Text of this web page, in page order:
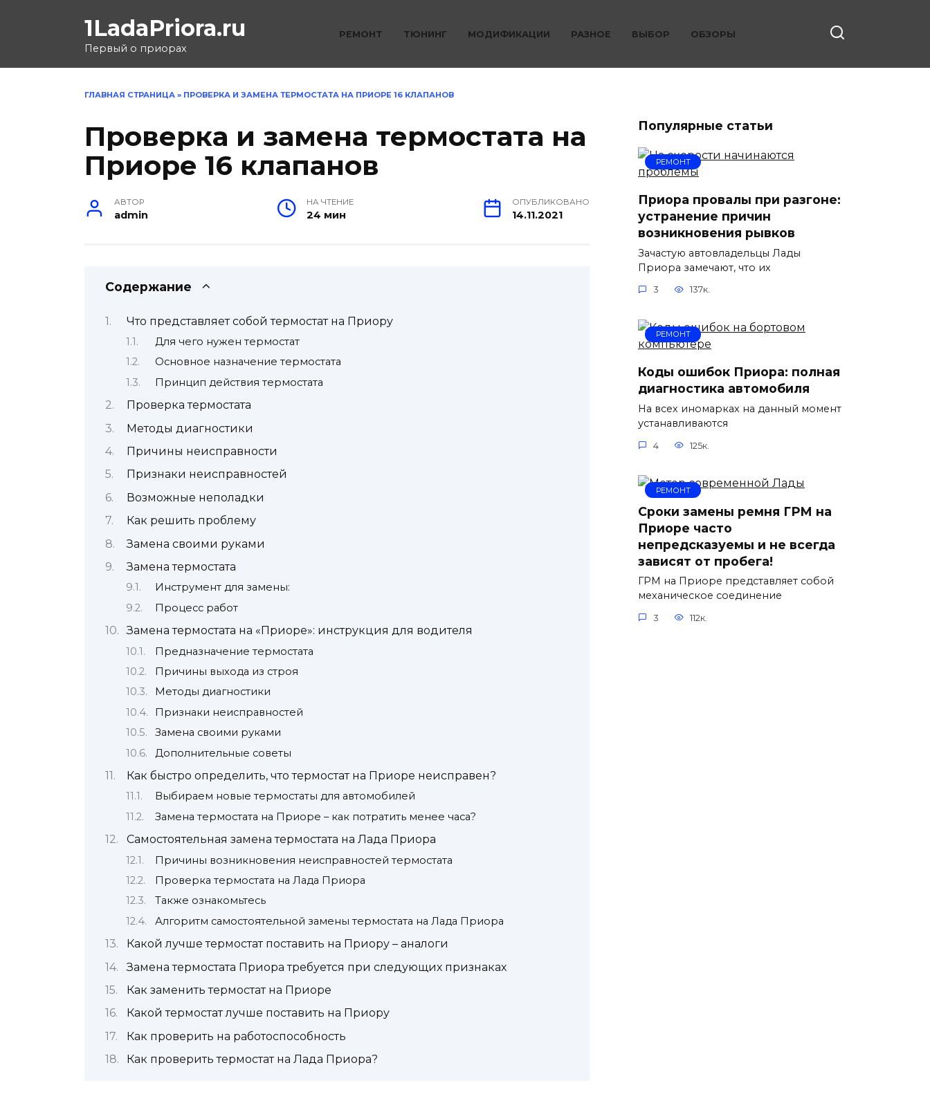
1LadaPriora.ru
Первый о приорах
РЕМОНТ ТЮНИНГ МОДИФИКАЦИИ РАЗНОЕ ВЫБОР ОБЗОРЫ
ГЛАВНАЯ СТРАНИЦА » ПРОВЕРКА И ЗАМЕНА ТЕРМОСТАТА НА ПРИОРЕ 16 КЛАПАНОВ
Проверка и замена термостата на
Приоре 16 клапанов
АВТОР
admin
НА ЧТЕНИЕ
24 мин
ОПУБЛИКОВАНО
14.11.2021
Содержание
Что представляет собой термостат на Приору
Для чего нужен термостат
Основное назначение термостата
Принцип действия термостата
Проверка термостата
Методы диагностики
Причины неисправности
Признаки неисправностей
Возможные неполадки
Как решить проблему
Замена своими руками
Замена термостата
Инструмент для замены:
Процесс работ
Замена термостата на «Приоре»: инструкция для водителя
Предназначение термостата
Причины выхода из строя
Методы диагностики
Признаки неисправностей
Замена своими руками
Дополнительные советы
Как быстро определить, что термостат на Приоре неисправен?
Выбираем новые термостаты для автомобилей
Замена термостата на Приоре – как потратить менее часа?
Самостоятельная замена термостата на Лада Приора
Причины возникновения неисправностей термостата
Проверка термостата на Лада Приора
Также ознакомьтесь
Алгоритм самостоятельной замены термостата на Лада Приора
Какой лучше термостат поставить на Приору – аналоги
Замена термостата Приора требуется при следующих признаках
Как заменить термостат на Приоре
Какой термостат лучше поставить на Приору
Как проверить на работоспособность
Как проверить термостат на Лада Приора?
Популярные статьи
РЕМОНТ
Приора провалы при разгоне:
устранение причин
возникновения рывков
Зачастую автовладельцы Лады
Приора замечают, что их
3 137к.
РЕМОНТ
Коды ошибок Приора: полная
диагностика автомобиля
На всех иномарках на данный момент
устанавливаются
4 125к.
РЕМОНТ
Сроки замены ремня ГРМ на
Приоре часто
непредсказуемы и не всегда
зависят от пробега!
ГРМ на Приоре представляет собой
механическое соединение
3 112к.